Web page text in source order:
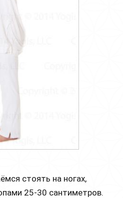
стоять на ногах,
25-30 сантиметров.